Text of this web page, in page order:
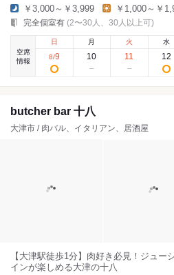
￥3,000～￥3,999 ￥1,000～￥
完全個室有 (2〜30人、30人以上可)
空席
情報
日
8/9
月
10
火
11
水
12
butcher bar 十八
大津市 / 肉バル、イタリアン、居酒屋
【大津駅徒歩1分】肉好き必見！ジュー
インが楽しめる大津の十八